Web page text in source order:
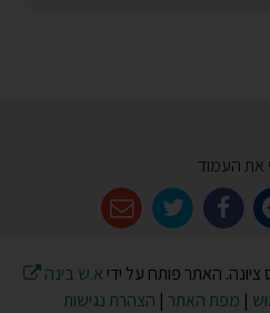
העמוד
ציונה. האתר פותח על ידי א.ש בינה
| מפת האתר | הצהרת נגישות